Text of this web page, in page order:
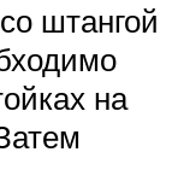
штангой
на